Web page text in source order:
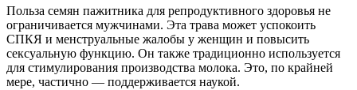
Польза семян пажитника для репродуктивного здоровья не
ограничивается мужчинами. Эта трава может успокоить
СПКЯ и менструальные жалобы у женщин и повысить
сексуальную функцию. Он также традиционно используется
для стимулирования производства молока. Это, по крайней
мере, частично — поддерживается наукой.